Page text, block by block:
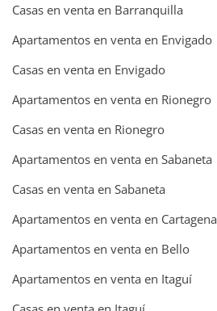
Casas en venta en Barranquilla
Apartamentos en venta en Envigado
Casas en venta en Envigado
Apartamentos en venta en Rionegro
Casas en venta en Rionegro
Apartamentos en venta en Sabaneta
Casas en venta en Sabaneta
Apartamentos en venta en Cartagena
Apartamentos en venta en Bello
Apartamentos en venta en Itaguí